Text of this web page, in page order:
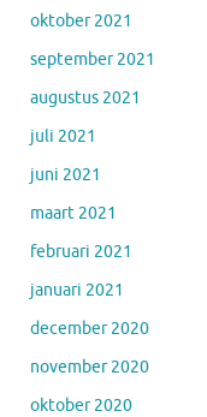
oktober 2021
september 2021
augustus 2021
juli 2021
juni 2021
maart 2021
februari 2021
januari 2021
december 2020
november 2020
oktober 2020